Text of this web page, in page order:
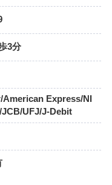
3分
Express/NI
UFJ/J-Debit